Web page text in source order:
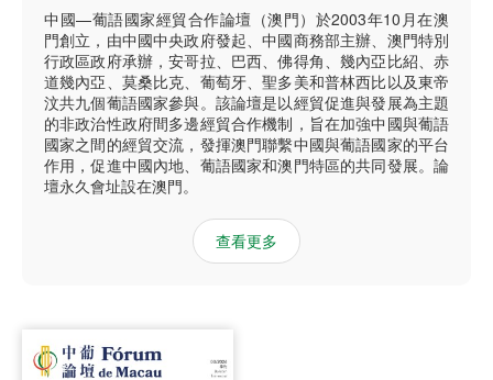
中國—葡語國家經貿合作論壇（澳門）於2003年10月在澳
門創立，由中國中央政府發起、中國商務部主辦、澳門特別
行政區政府承辦，安哥拉、巴西、佛得角、幾內亞比紹、赤
道幾內亞、莫桑比克、葡萄牙、聖多美和普林西比以及東帝
汶共九個葡語國家參與。該論壇是以經貿促進與發展為主題
的非政治性政府間多邊經貿合作機制，旨在加強中國與葡語
國家之間的經貿交流，發揮澳門聯繫中國與葡語國家的平台
作用，促進中國內地、葡語國家和澳門特區的共同發展。論
壇永久會址設在澳門。
查看更多